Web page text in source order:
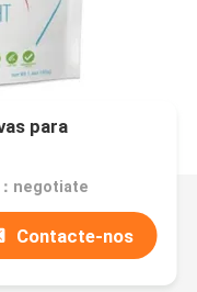
para
negotiate
Contacte-nos